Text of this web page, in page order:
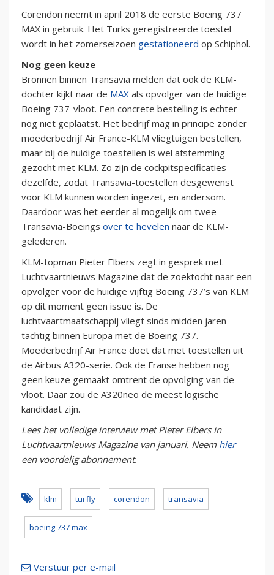
Corendon neemt in april 2018 de eerste Boeing 737
MAX in gebruik. Het Turks geregistreerde toestel
wordt in het zomerseizoen gestationeerd op Schiphol.
Nog geen keuze
Bronnen binnen Transavia melden dat ook de KLM-
dochter kijkt naar de MAX als opvolger van de huidige
Boeing 737-vloot. Een concrete bestelling is echter
nog niet geplaatst. Het bedrijf mag in principe zonder
moederbedrijf Air France-KLM vliegtuigen bestellen,
maar bij de huidige toestellen is wel afstemming
gezocht met KLM. Zo zijn de cockpitspecificaties
dezelfde, zodat Transavia-toestellen desgewenst
voor KLM kunnen worden ingezet, en andersom.
Daardoor was het eerder al mogelijk om twee
Transavia-Boeings over te hevelen naar de KLM-
gelederen.
KLM-topman Pieter Elbers zegt in gesprek met
Luchtvaartnieuws Magazine dat de zoektocht naar een
opvolger voor de huidige vijftig Boeing 737’s van KLM
op dit moment geen issue is. De
luchtvaartmaatschappij vliegt sinds midden jaren
tachtig binnen Europa met de Boeing 737.
Moederbedrijf Air France doet dat met toestellen uit
de Airbus A320-serie. Ook de Franse hebben nog
geen keuze gemaakt omtrent de opvolging van de
vloot. Daar zou de A320neo de meest logische
kandidaat zijn.
Lees het volledige interview met Pieter Elbers in
Luchtvaartnieuws Magazine van januari. Neem hier
een voordelig abonnement.
klm tui fly corendon transavia
boeing 737 max
Verstuur per e-mail